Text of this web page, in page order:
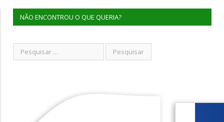
NÃO ENCONTROU O QUE QUERIA?